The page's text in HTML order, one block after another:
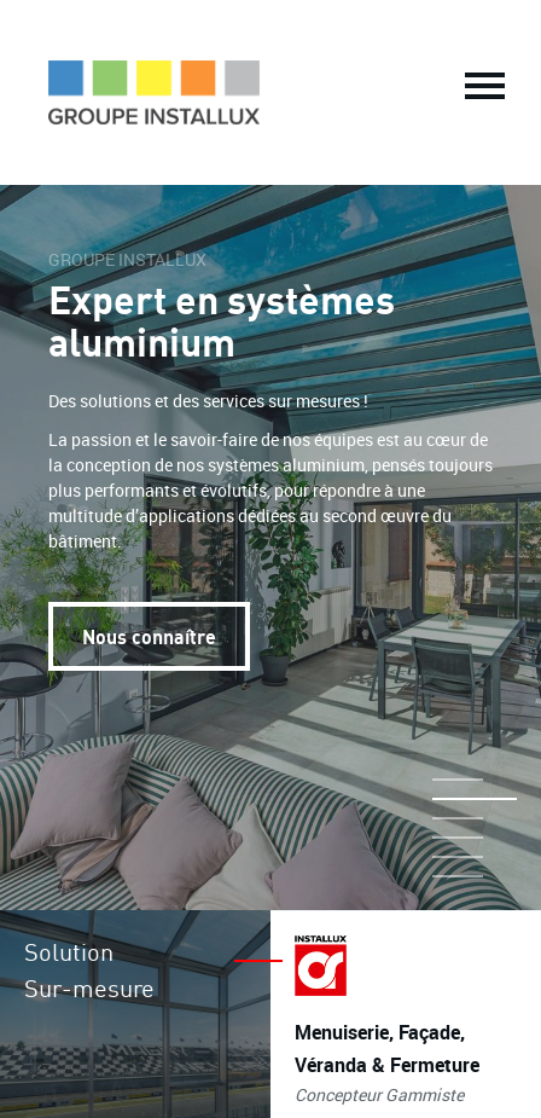
Histoire
Nos engagements RSE
Implantations
Expansion à l’international
L’aventure Groupe Installux
Informations financières
Espace presse
NOS MÉTIERS
Solution Sur-Mesure
Cloisonnement et optimisation de l’espace
Cloisonnement et aménagement sur mesure
Planchers surélevés
Menuiseries coupe-feu
Production
Finition
NOTRE FORCE
L’ALUMINIUM
RÉALISATIONS
ACTUALITÉS
RECRUTEMENT
CONTACT
GROUPE INSTALLUX
Expert en systèmes
aluminium
Des solutions et des services sur mesures !
La passion et le savoir-faire de nos équipes est au cœur de
la conception de nos systèmes aluminium, pensés toujours
plus performants et évolutifs, pour répondre à une
multitude d’applications dédiées au second œuvre du
bâtiment.
Nous connaître
Solution
Sur-mesure
Menuiserie, Façade,
Véranda & Fermeture
Concepteur Gammiste